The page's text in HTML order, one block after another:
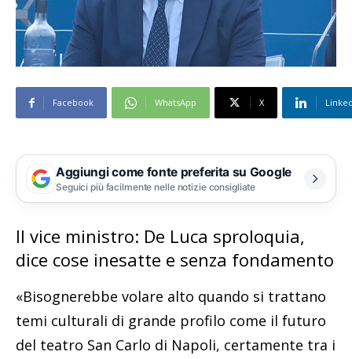
Facebook WhatsApp X
Aggiungi come fonte preferita su Google
Seguici più facilmente nelle notizie consigliate
Il vice ministro: De Luca sproloquia,
dice cose inesatte e senza fondamento
«Bisognerebbe volare alto quando si trattano
temi culturali di grande profilo come il futuro
del teatro San Carlo di Napoli, certamente tra i